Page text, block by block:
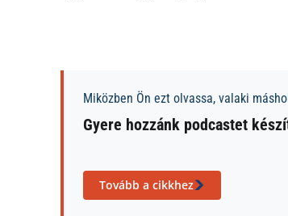
Miközben Ön ezt olvassa, valaki
Gyere hozzánk podcastet
Tovább a cikkhez